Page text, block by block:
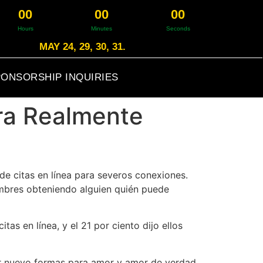
00
Hours
00
Minutes
00
Seconds
MAY 24, 29, 30, 31.
INQUIRIES
Realmente
citas en línea para severos conexiones.
obteniendo alguien quién puede
en línea, y el 21 por ciento dijo ellos